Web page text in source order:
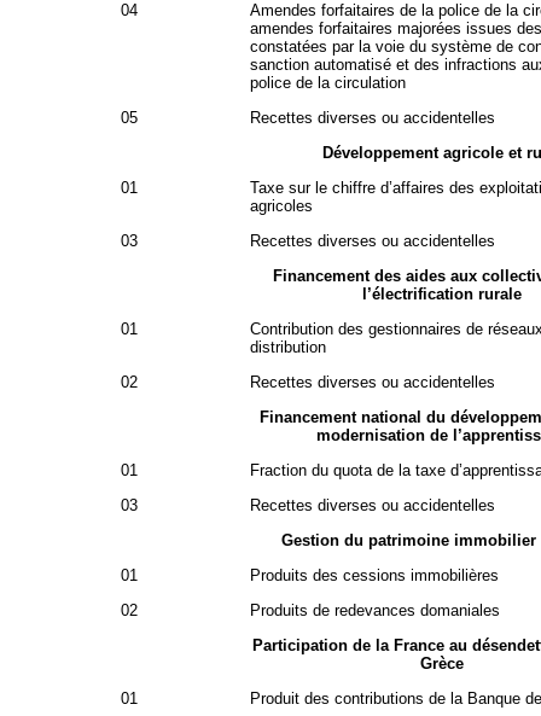
04
Amendes forfaitaires de la police de la
amendes forfaitaires majorées issues
constatées par la voie du système de
sanction automatisé et des infractions
police de la circulation
05
Recettes diverses ou accidentelles
Développement agricole et
01
Taxe sur le chiffre d’affaires des
agricoles
03
Recettes diverses ou accidentelles
Financement des aides aux
l’électrification rurale
01
Contribution des gestionnaires de
distribution
02
Recettes diverses ou accidentelles
Financement national du
modernisation de
01
Fraction du quota de la taxe
03
Recettes diverses ou accidentelles
Gestion du patrimoine immobilier
01
Produits des cessions immobilières
02
Produits de redevances domaniales
Participation de la France au
Grèce
01
Produit des contributions de la Banque